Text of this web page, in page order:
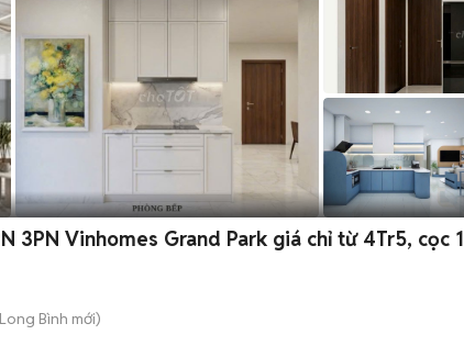
3PN Vinhomes Grand Park giá chỉ từ 4Tr5, cọc 1
Long Bình mới)